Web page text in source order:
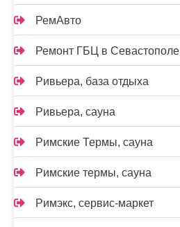
РемАвто
Ремонт ГБЦ в Севастополе
Ривьера, база отдыха
Ривьера, сауна
Римские Термы, сауна
Римские термы, сауна
Римэкс, сервис-маркет